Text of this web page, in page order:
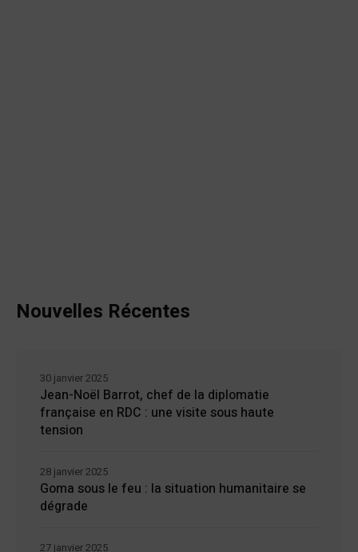
Nouvelles Récentes
Jean-Noël Barrot, chef de la diplomatie
française en RDC : une visite sous haute
tension
30 janvier 2025
Goma sous le feu : la situation humanitaire se
dégrade
28 janvier 2025
27 janvier 2025